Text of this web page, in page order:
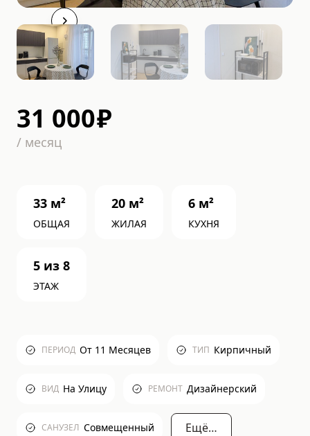
31 000₽
/ месяц
33 м²
ОБЩАЯ
20 м²
ЖИЛАЯ
6 м²
КУХНЯ
5 из 8
ЭТАЖ
ПЕРИОД От 11 Месяцев ТИП Кирпичный
ВИД На Улицу РЕМОНТ Дизайнерский
САНУЗЕЛ Совмещенный Ещё…